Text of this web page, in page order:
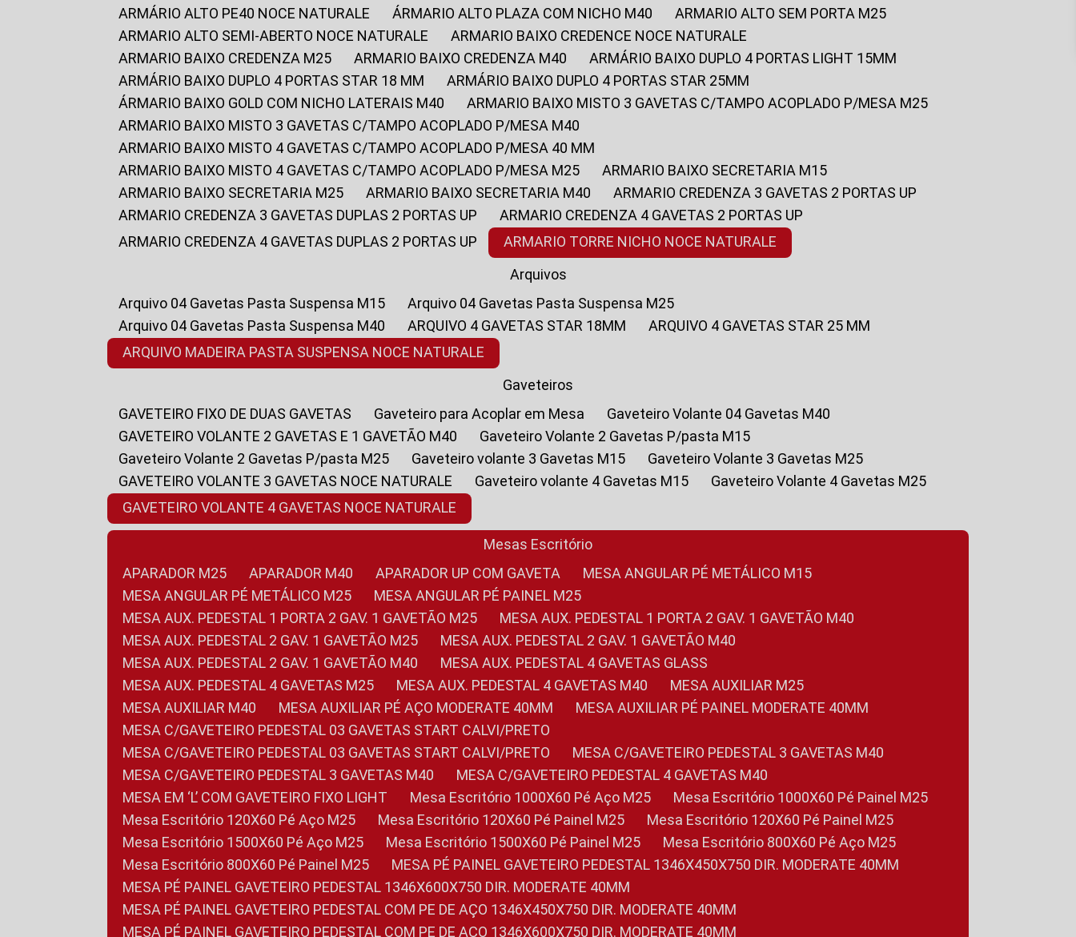
ARMÁRIO ALTO PE40 NOCE NATURALE
ÁRMARIO ALTO PLAZA COM NICHO M40
ARMARIO ALTO SEM PORTA M25
ARMARIO ALTO SEMI-ABERTO NOCE NATURALE
ARMARIO BAIXO CREDENCE NOCE NATURALE
ARMARIO BAIXO CREDENZA M25
ARMARIO BAIXO CREDENZA M40
ARMÁRIO BAIXO DUPLO 4 PORTAS LIGHT 15MM
ARMÁRIO BAIXO DUPLO 4 PORTAS STAR 18 MM
ARMÁRIO BAIXO DUPLO 4 PORTAS STAR 25MM
ÁRMARIO BAIXO GOLD COM NICHO LATERAIS M40
ARMARIO BAIXO MISTO 3 GAVETAS C/TAMPO ACOPLADO P/MESA M25
ARMARIO BAIXO MISTO 3 GAVETAS C/TAMPO ACOPLADO P/MESA M40
ARMARIO BAIXO MISTO 4 GAVETAS C/TAMPO ACOPLADO P/MESA 40 MM
ARMARIO BAIXO MISTO 4 GAVETAS C/TAMPO ACOPLADO P/MESA M25
ARMARIO BAIXO SECRETARIA M15
ARMARIO BAIXO SECRETARIA M25
ARMARIO BAIXO SECRETARIA M40
ARMARIO CREDENZA 3 GAVETAS 2 PORTAS UP
ARMARIO CREDENZA 3 GAVETAS DUPLAS 2 PORTAS UP
ARMARIO CREDENZA 4 GAVETAS 2 PORTAS UP
ARMARIO CREDENZA 4 GAVETAS DUPLAS 2 PORTAS UP
ARMARIO TORRE NICHO NOCE NATURALE
Arquivos
Arquivo 04 Gavetas Pasta Suspensa M15
Arquivo 04 Gavetas Pasta Suspensa M25
Arquivo 04 Gavetas Pasta Suspensa M40
ARQUIVO 4 GAVETAS STAR 18MM
ARQUIVO 4 GAVETAS STAR 25 MM
ARQUIVO MADEIRA PASTA SUSPENSA NOCE NATURALE
Gaveteiros
GAVETEIRO FIXO DE DUAS GAVETAS
Gaveteiro para Acoplar em Mesa
Gaveteiro Volante 04 Gavetas M40
GAVETEIRO VOLANTE 2 GAVETAS E 1 GAVETÃO M40
Gaveteiro Volante 2 Gavetas P/pasta M15
Gaveteiro Volante 2 Gavetas P/pasta M25
Gaveteiro volante 3 Gavetas M15
Gaveteiro Volante 3 Gavetas M25
GAVETEIRO VOLANTE 3 GAVETAS NOCE NATURALE
Gaveteiro volante 4 Gavetas M15
Gaveteiro Volante 4 Gavetas M25
GAVETEIRO VOLANTE 4 GAVETAS NOCE NATURALE
Mesas Escritório
APARADOR M25
APARADOR M40 APARADOR UP COM GAVETA
MESA ANGULAR PÉ METÁLICO M15
MESA ANGULAR PÉ METÁLICO M25
MESA ANGULAR PÉ PAINEL M25
MESA AUX. PEDESTAL 1 PORTA 2 GAV. 1 GAVETÃO M25
MESA AUX. PEDESTAL 1 PORTA 2 GAV. 1 GAVETÃO M40
MESA AUX. PEDESTAL 2 GAV. 1 GAVETÃO M25
MESA AUX. PEDESTAL 2 GAV. 1 GAVETÃO M40
MESA AUX. PEDESTAL 2 GAV. 1 GAVETÃO M40
MESA AUX. PEDESTAL 4 GAVETAS GLASS
MESA AUX. PEDESTAL 4 GAVETAS M25
MESA AUX. PEDESTAL 4 GAVETAS M40
MESA AUXILIAR M25
MESA AUXILIAR M40
MESA AUXILIAR PÉ AÇO MODERATE 40MM
MESA AUXILIAR PÉ PAINEL MODERATE 40MM
MESA C/GAVETEIRO PEDESTAL 03 GAVETAS START CALVI/PRETO
MESA C/GAVETEIRO PEDESTAL 03 GAVETAS START CALVI/PRETO
MESA C/GAVETEIRO PEDESTAL 3 GAVETAS M40
MESA C/GAVETEIRO PEDESTAL 3 GAVETAS M40
MESA C/GAVETEIRO PEDESTAL 4 GAVETAS M40
MESA EM ‘L’ COM GAVETEIRO FIXO LIGHT
Mesa Escritório 1000X60 Pé Aço M25
Mesa Escritório 1000X60 Pé Painel M25
Mesa Escritório 120X60 Pé Aço M25
Mesa Escritório 120X60 Pé Painel M25
Mesa Escritório 120X60 Pé Painel M25
Mesa Escritório 1500X60 Pé Aço M25
Mesa Escritório 1500X60 Pé Painel M25
Mesa Escritório 800X60 Pé Aço M25
Mesa Escritório 800X60 Pé Painel M25
MESA PÉ PAINEL GAVETEIRO PEDESTAL 1346X450X750 DIR. MODERATE 40MM
MESA PÉ PAINEL GAVETEIRO PEDESTAL 1346X600X750 DIR. MODERATE 40MM
MESA PÉ PAINEL GAVETEIRO PEDESTAL COM PE DE AÇO 1346X450X750 DIR. MODERATE 40MM
MESA PÉ PAINEL GAVETEIRO PEDESTAL COM PE DE AÇO 1346X600X750 DIR. MODERATE 40MM